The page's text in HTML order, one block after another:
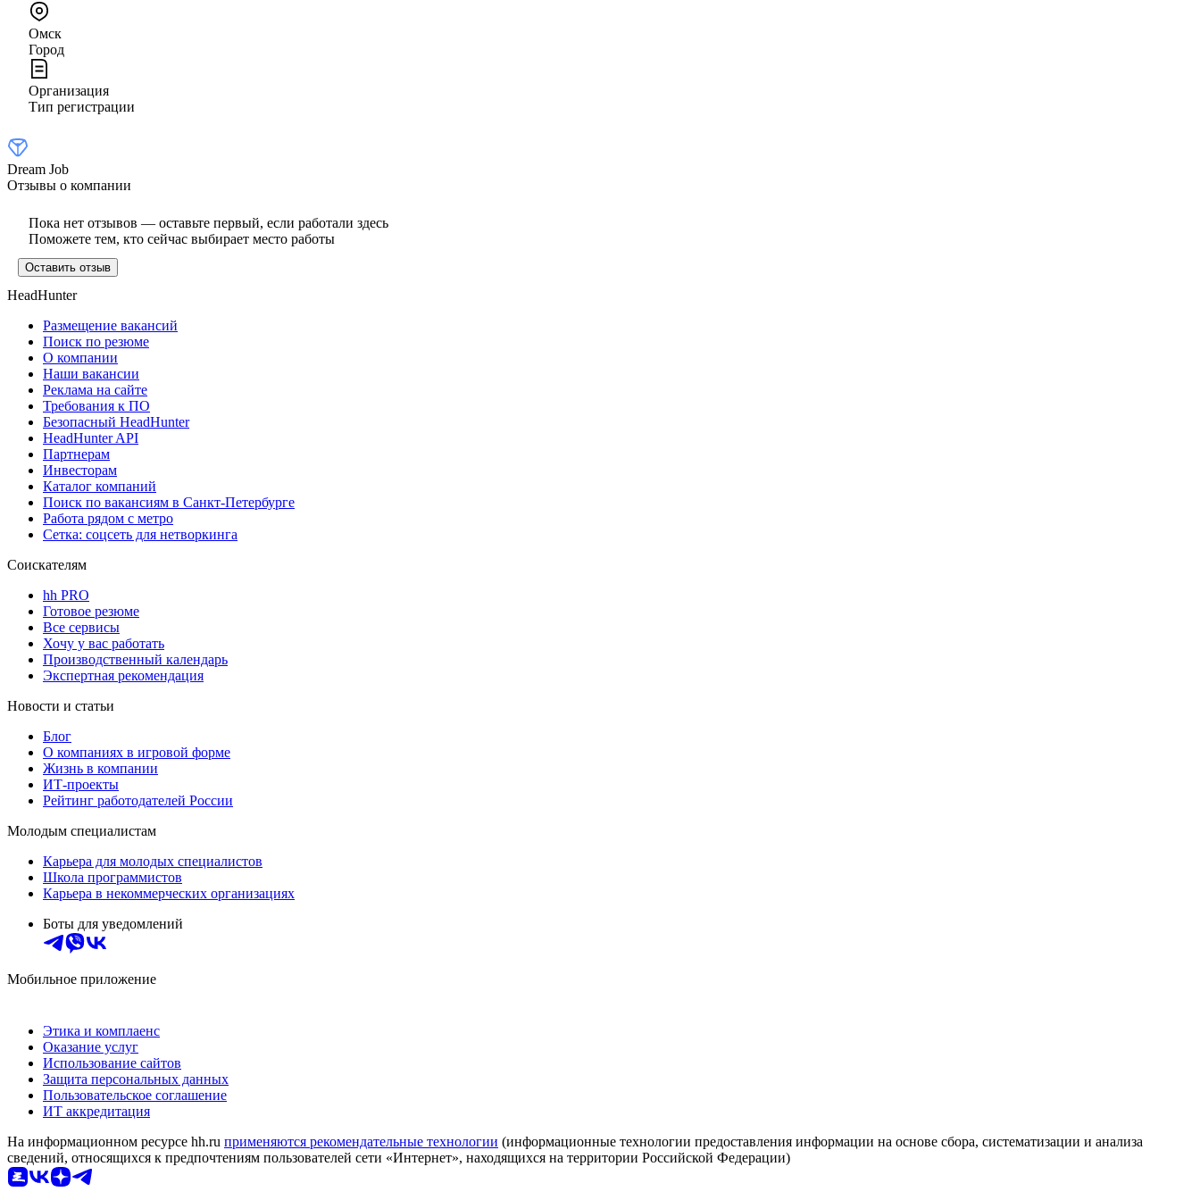
Омск
Город
Организация
Тип регистрации
Dream Job
Отзывы о компании
Пока нет отзывов — оставьте первый, если работали здесь
Поможете тем, кто сейчас выбирает место работы
Оставить отзыв
HeadHunter
Размещение вакансий
Поиск по резюме
О компании
Наши вакансии
Реклама на сайте
Требования к ПО
Безопасный HeadHunter
HeadHunter API
Партнерам
Инвесторам
Каталог компаний
Поиск по вакансиям в Санкт-Петербурге
Работа рядом с метро
Сетка: соцсеть для нетворкинга
Соискателям
hh PRO
Готовое резюме
Все сервисы
Хочу у вас работать
Производственный календарь
Экспертная рекомендация
Новости и статьи
Блог
О компаниях в игровой форме
Жизнь в компании
ИТ-проекты
Рейтинг работодателей России
Молодым специалистам
Карьера для молодых специалистов
Школа программистов
Карьера в некоммерческих организациях
Боты для уведомлений
Мобильное приложение
Этика и комплаенс
Оказание услуг
Использование сайтов
Защита персональных данных
Пользовательское соглашение
ИТ аккредитация
На информационном ресурсе hh.ru применяются рекомендательные технологии (информационные технологии предоставления информации на основе сбора, систематизации и анализа
сведений, относящихся к предпочтениям пользователей сети «Интернет», находящихся на территории Российской Федерации)